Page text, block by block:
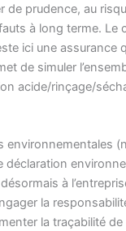
de prudence, au
à long terme. Le
ici une assurance
de simuler
acide/rinçage/
environnementales
déclaration
à
la
la traçabilité